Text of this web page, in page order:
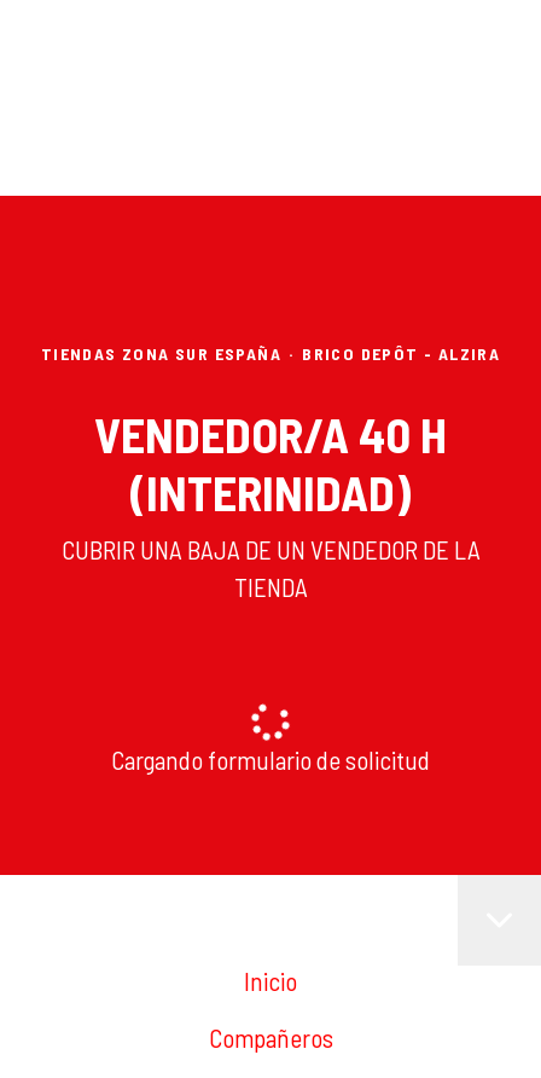
TIENDAS ZONA SUR ESPAÑA · BRICO DEPÔT - ALZIRA
VENDEDOR/A 40 H
(INTERINIDAD)
CUBRIR UNA BAJA DE UN VENDEDOR DE LA
TIENDA
Cargando formulario de solicitud
Inicio
Compañeros